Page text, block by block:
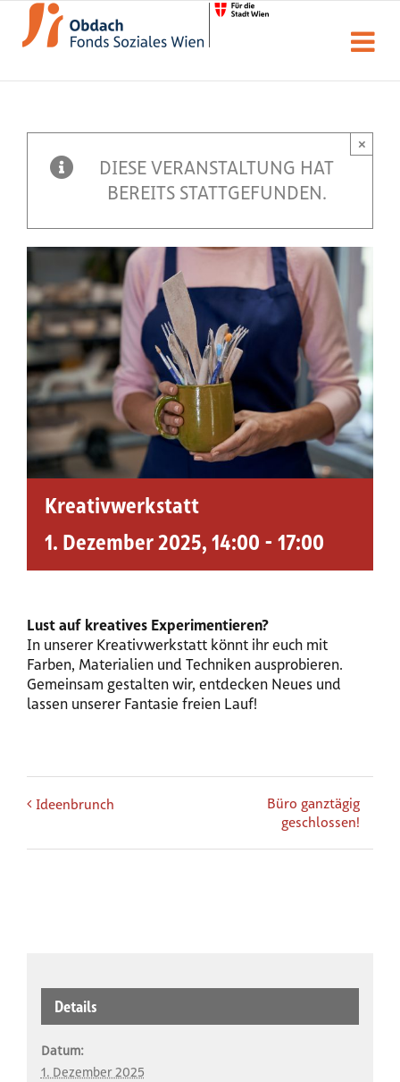
Inhalt
springen
DIESE VERANSTALTUNG HAT
BEREITS STATTGEFUNDEN.
×
Kreativwerkstatt
1. Dezember 2025, 14:00 - 17:00
Lust auf kreatives Experimentieren?
In unserer Kreativwerkstatt könnt ihr euch mit
Farben, Materialien und Techniken ausprobieren.
Gemeinsam gestalten wir, entdecken Neues und
lassen unserer Fantasie freien Lauf!
Ideenbrunch
Büro ganztägig
geschlossen!
Details
Datum:
1. Dezember 2025